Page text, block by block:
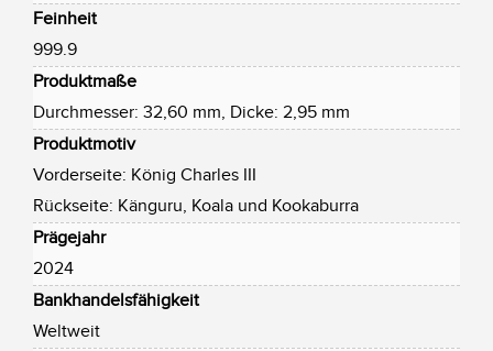
Feinheit
999.9
Produktmaße
Durchmesser: 32,60 mm, Dicke: 2,95 mm
Produktmotiv
Vorderseite: König Charles III
Rückseite: Känguru, Koala und Kookaburra
Prägejahr
2024
Bankhandelsfähigkeit
Weltweit